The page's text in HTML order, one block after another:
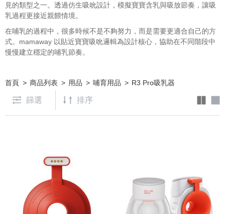
見的類型之一。透過仿生吸吮設計，模擬寶寶含乳與吸放節奏，讓吸
乳過程更接近親餵情境。
在哺乳的過程中，很多時候不是不夠努力，而是需要更適合自己的方
式。mamaway 以貼近寶寶吸吮邏輯為設計核心，協助在不同階段中
慢慢建立穩定的哺乳節奏。
首頁 商品列表 用品 哺育用品 R3 Pro吸乳器
篩選